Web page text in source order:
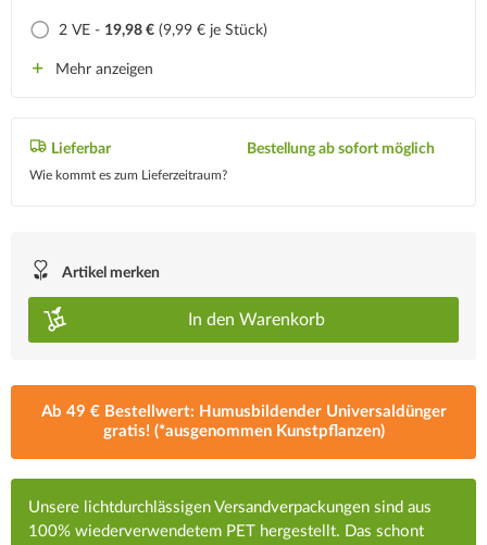
2 VE - 19,98 € (9,99 € je Stück)
Mehr anzeigen
Lieferbar
Wie kommt es zum Lieferzeitraum?
Bestellung ab sofort möglich
Artikel merken
In den Warenkorb
Ab 49 € Bestellwert: Humusbildender Universaldünger
gratis! (*ausgenommen Kunstpflanzen)
Unsere lichtdurchlässigen Versandverpackungen sind aus
100% wiederverwendetem PET hergestellt. Das schont